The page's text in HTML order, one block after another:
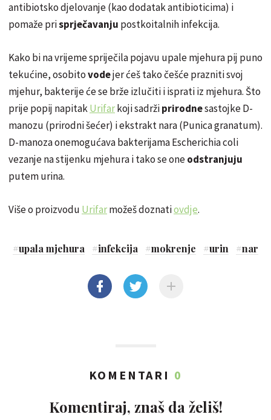
antibiotsko djelovanje (kao dodatak antibioticima) i
pomaže prisprječavanju postkoitalnihinfekcija.
Kako bi na vrijeme spriječila pojavu upale mjehura pij puno
tekućine, osobitovodejer ćeš tako češće prazniti svoj
mjehur, bakterije će se brže izlučiti i isprati iz mjehura. Što
prije popij napitakUrifarkoji sadržiprirodnesastojke D-
manozu (prirodni šećer) i ekstrakt nara (Punica granatum).
D-manoza onemogućava bakterijama Escherichia coli
vezanje na stijenku mjehura i tako se oneodstranjuju
putem urina.
Više o proizvodu Urifarmožeš doznatiovdje.
#upala mjehura #infekcija #mokrenje #urin #nar
KOMENTARI 0
Komentiraj, znaš da želiš!